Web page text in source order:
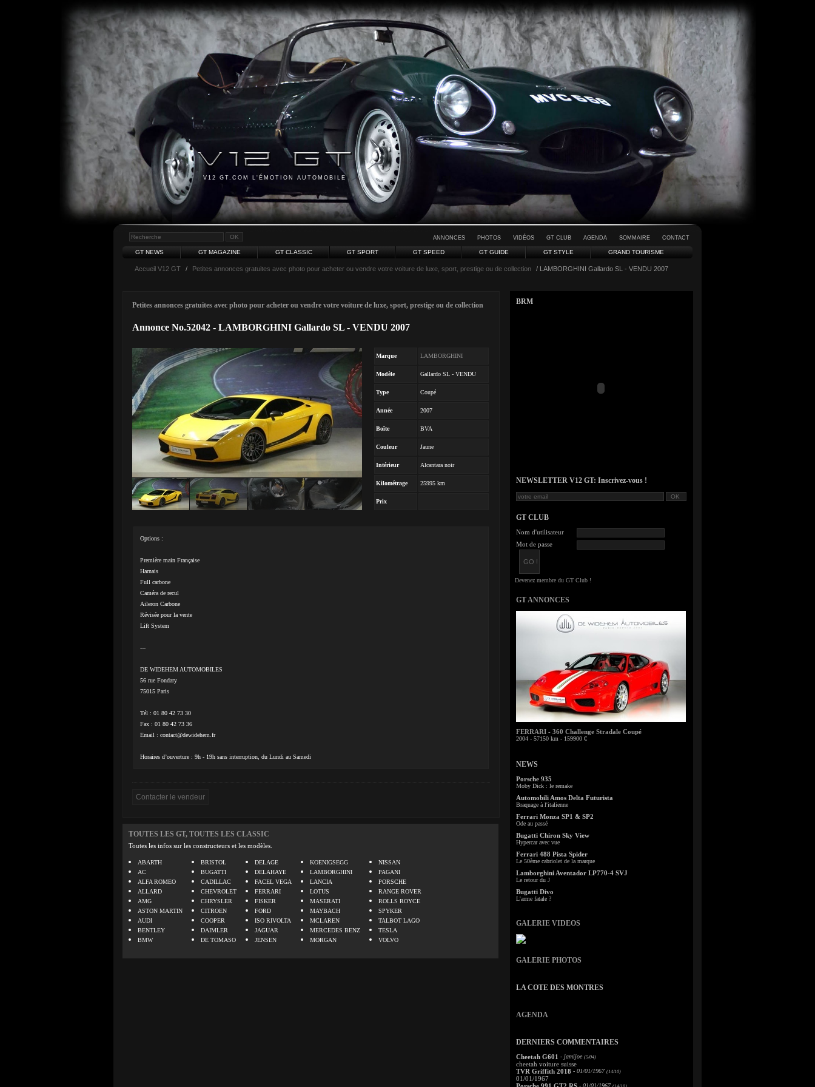
V12 GT.COM L'ÉMOTION AUTOMOBILE
ANNONCES PHOTOS VIDÉOS GT CLUB AGENDA SOMMAIRE CONTACT
GT NEWS GT MAGAZINE GT CLASSIC GT SPORT GT SPEED GT GUIDE GT STYLE GRAND TOURISME
Accueil V12 GT / Petites annonces gratuites avec photo pour acheter ou vendre votre voiture de luxe, sport, prestige ou de collection / LAMBORGHINI Gallardo SL - VENDU 2007
Petites annonces gratuites avec photo pour acheter ou vendre votre voiture de luxe, sport, prestige ou de collection
Annonce No.52042 - LAMBORGHINI Gallardo SL - VENDU 2007
Marque LAMBORGHINI
Modèle Gallardo SL - VENDU
Type Coupé
Année 2007
Boîte BVA
Couleur Jaune
Intérieur Alcantara noir
Kilométrage 25995 km
Prix
Options :
Première main Française
Harnais
Full carbone
Caméra de recul
Aileron Carbone
Révisée pour la vente
Lift System
---
DE WIDEHEM AUTOMOBILES
56 rue Fondary
75015 Paris
Tél : 01 80 42 73 30
Fax : 01 80 42 73 36
Email : contact@dewidehem.fr
Horaires d’ouverture : 9h - 19h sans interruption, du Lundi au Samedi
TOUTES LES GT, TOUTES LES CLASSIC
Toutes les infos sur les constructeurs et les modèles.
ABARTH
AC
ALFA ROMEO
ALLARD
AMG
ASTON MARTIN
AUDI
BENTLEY
BMW
BRISTOL
BUGATTI
CADILLAC
CHEVROLET
CHRYSLER
CITROEN
COOPER
DAIMLER
DE TOMASO
DELAGE
DELAHAYE
FACEL VEGA
FERRARI
FISKER
FORD
ISO RIVOLTA
JAGUAR
JENSEN
KOENIGSEGG
LAMBORGHINI
LANCIA
LOTUS
MASERATI
MAYBACH
MCLAREN
MERCEDES BENZ
MORGAN
NISSAN
PAGANI
PORSCHE
RANGE ROVER
ROLLS ROYCE
SPYKER
TALBOT LAGO
TESLA
VOLVO
BRM
NEWSLETTER V12 GT: Inscrivez-vous !
GT CLUB
Nom d'utilisateur
Mot de passe
GT ANNONCES
FERRARI - 360 Challenge Stradale Coupé
2004 - 57150 km - 159900 €
NEWS
Porsche 935
Moby Dick : le remake
Automobili Amos Delta Futurista
Braquage à l'italienne
Ferrari Monza SP1 & SP2
Ode au passé
Bugatti Chiron Sky View
Hypercar avec vue
Ferrari 488 Pista Spider
Le 50ème cabriolet de la marque
Lamborghini Aventador LP770-4 SVJ
Le retour du J
Bugatti Divo
L'arme fatale ?
GALERIE VIDEOS
GALERIE PHOTOS
LA COTE DES MONTRES
AGENDA
DERNIERS COMMENTAIRES
Cheetah G601 - jamijoe (5/04)
cheetah voiture suisse
TVR Griffith 2018 - 01/01/1967 (14/10)
01/01/1967
- 01/01/1967